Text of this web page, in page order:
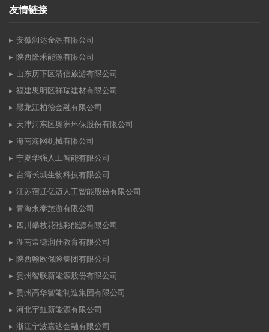
友情链接
安徽润达金融有限公司
陕西隆禾能源有限公司
山东历下区清信旅游有限公司
福建思明区祥瑞建材有限公司
黑龙江柏德金融有限公司
天津河东区奥洲环保股份有限公司
海南海网机械有限公司
宁夏华强人工智能有限公司
台湾长城生物科技有限公司
江苏宿迁亿迈人工智能股份有限公司
青海永泰旅游有限公司
四川攀枝花驰彩能源有限公司
湖南常德润仕教育有限公司
陕西翰欧保险集团有限公司
贵州智联新能源股份有限公司
贵州高华智能制造集团有限公司
河北宇虹新能源有限公司
浙江宁波嘉达金融有限公司